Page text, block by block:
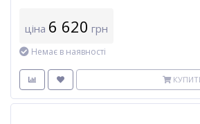
ціна 6 620 грн
Немає в наявності